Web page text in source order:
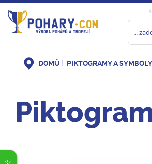
DOMŮ PIKTOGRAMY A SYMBOLY